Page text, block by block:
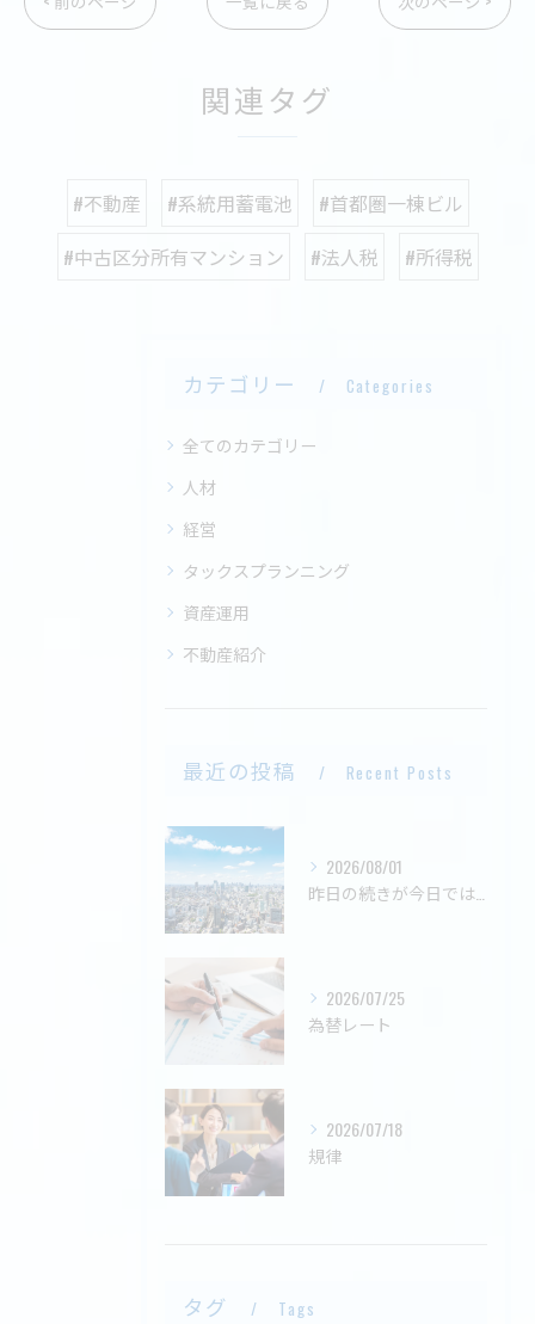
関連タグ
#不動産 #系統用蓄電池
#首都圏一棟ビル
#中古区分所有マンション
#法人税 #所得税
カテゴリー Categories
全てのカテゴリー
人材
経営
タックスプランニング
資産運用
不動産紹介
最近の投稿 Recent Posts
2026/08/01
2026/07/25
為替レート
2026/07/18
規律
タグ Tags